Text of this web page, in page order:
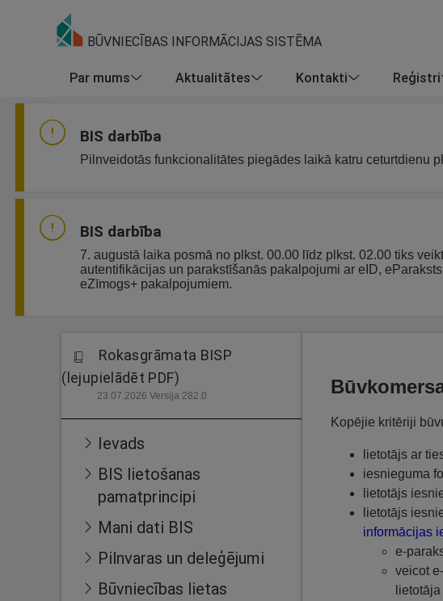
BŪVNIECĪBAS INFORMĀCIJAS SISTĒMA
Par mums Aktualitātes Kontakti Reģistri
BIS darbība
Pilnveidotās funkcionalitātes piegādes laikā katru ceturtdienu
BIS darbība
7. augustā laika posmā no plkst. 00.00 līdz plkst. 02.00 tiks
autentifikācijas un parakstīšanās pakalpojumi ar eID,
eZīmogs+ pakalpojumiem.
Rokasgrāmata BISP
(lejupielādēt PDF)
23.07.2026 Versija 282.0
Ievads
BIS lietošanas
pamatprincipi
Mani dati BIS
Pilnvaras un deleģējumi
Būvniecības lietas
Kopējie kritēriji
lietotājs ar
iesnieguma
lietotājs
lietotājs
informācijas
e-
veicot